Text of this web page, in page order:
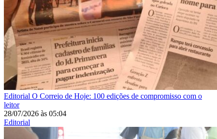
Editorial O Correio de Hoje: 100 edições de compromisso com o
leitor
28/07/2026 às 05:04
Editorial